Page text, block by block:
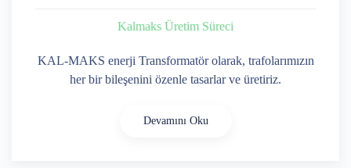
Kalmaks Üretim Süreci
KAL-MAKS enerji Transformatör olarak, trafolarımızın
her bir bileşenini özenle tasarlar ve üretiriz.
Devamını Oku